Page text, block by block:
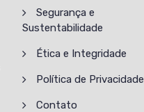
Segurança e
Sustentabilidade
Ética e Integridade
Política de Privacidade
Contato